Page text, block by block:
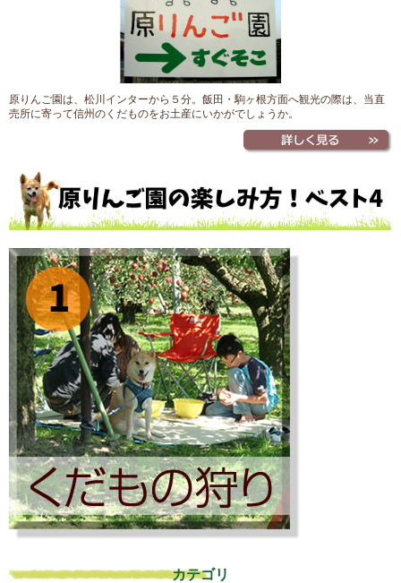
原りんご園は、松川インターから５分。飯田・駒ヶ根方面へ観光の際は、当直
売所に寄って信州のくだものをお土産にいかがでしょうか。
カテゴリ